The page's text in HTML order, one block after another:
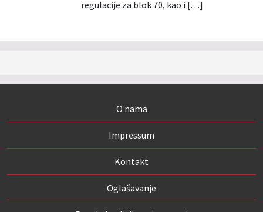
regulacije za blok 70, kao i […]
O nama
Impressum
Kontakt
Oglašavanje